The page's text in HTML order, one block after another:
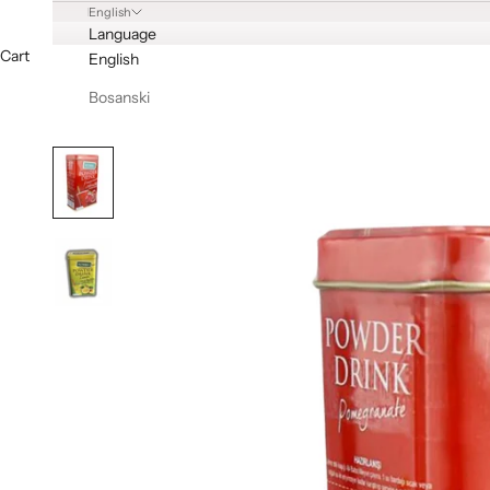
English
Language
English
Bosanski
Cart